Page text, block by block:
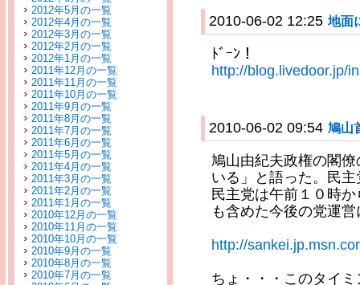
2012年5月の一覧
2012年4月の一覧
2012年3月の一覧
2012年2月の一覧
2012年1月の一覧
2011年12月の一覧
2011年11月の一覧
2011年10月の一覧
2011年9月の一覧
2011年8月の一覧
2011年7月の一覧
2011年6月の一覧
2011年5月の一覧
2011年4月の一覧
2011年3月の一覧
2011年2月の一覧
2011年1月の一覧
2010年12月の一覧
2010年11月の一覧
2010年10月の一覧
2010年9月の一覧
2010年8月の一覧
2010年7月の一覧
2010-06-02 12:25 地面
ﾄﾞｰﾝ！
http://blog.livedoor.jp/
2010-06-02 09:54 鳩山
鳩山由紀夫政権の閣
いる」と語った。民
民主党は午前１０時
も含めた今後の党運
http://
ちょ・・・このタイ